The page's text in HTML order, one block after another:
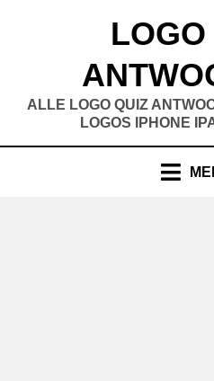
ALLE LOGO QUIZ
LOGOS IPHONE